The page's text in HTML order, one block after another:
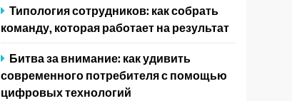
Типология сотрудников: как собрать
команду, которая работает на результат
Битва за внимание: как удивить
современного потребителя с помощью
цифровых технологий